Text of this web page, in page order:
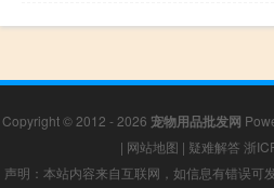
Copyright © 2012 - 2026 宠物用品批发网
| 网站地图 | 疑难解答 浙
声明：本站内容来自互联网，如信息有错误可